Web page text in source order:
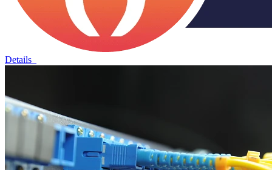
Details